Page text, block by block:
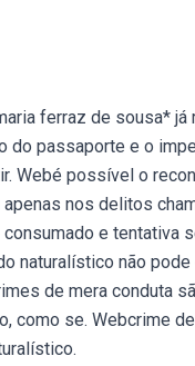
ferraz de sousa*
do passaporte e o
Webé possível o
nos delitos
e tentativa
naturalístico não pode
de mera conduta
como se. Webcrime